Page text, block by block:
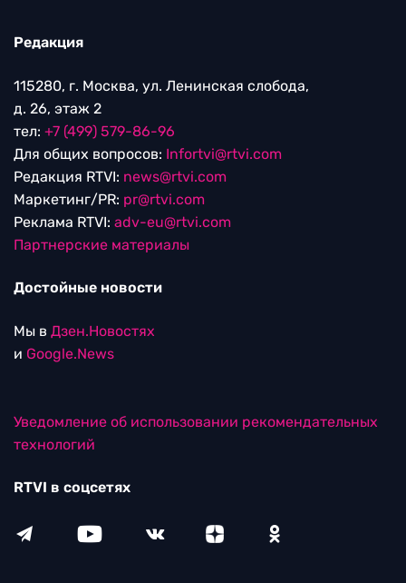
Редакция
115280, г. Москва, ул. Ленинская слобода,
д. 26, этаж 2
тел: +7 (499) 579-86-96
Для общих вопросов: Infortvi@rtvi.com
Редакция RTVI: news@rtvi.com
Маркетинг/PR: pr@rtvi.com
Реклама RTVI: adv-eu@rtvi.com
Партнерские материалы
Достойные новости
Мы в Дзен.Новостях
и Google.News
Уведомление об использовании рекомендательных
технологий
RTVI в соцсетях